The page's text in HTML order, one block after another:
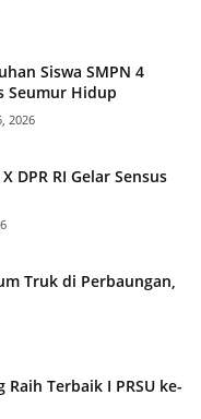
Siswa SMPN 4
Seumur Hidup
2026
DPR RI Gelar Sensus
Truk di Perbaungan,
Terbaik I PRSU ke-